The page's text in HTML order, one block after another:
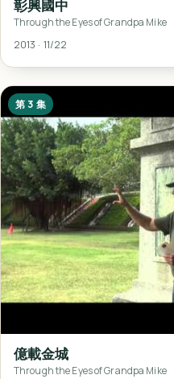
彰興國中
Through the Eyes of Grandpa Mike
2013 · 11/22
第 3 集
億載金城
Through the Eyes of Grandpa Mike